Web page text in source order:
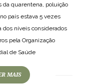
da quarentena, poluição
país estava 5 vezes
dos níveis considerados
pela Organização
de Saúde
MAIS1516